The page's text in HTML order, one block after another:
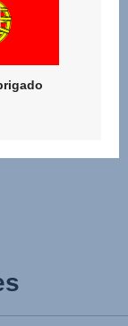
do botão
mão livre.